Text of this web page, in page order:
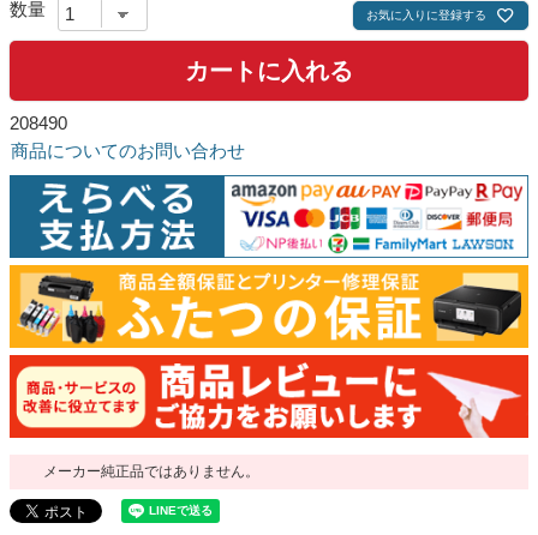
お気に入りに登録する
カートに入れる
208490
商品についてのお問い合わせ
メーカー純正品ではありません。